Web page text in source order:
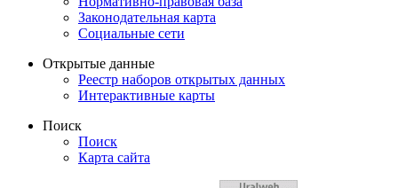
Законодательная карта
Социальные сети
Открытые данные
Реестр наборов открытых данных
Интерактивные карты
Поиск
Поиск
Карта сайта